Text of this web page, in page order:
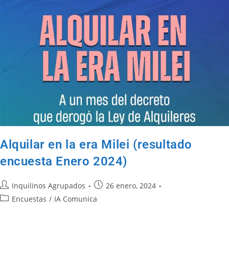
Alquilar en la era Milei (resultado
encuesta Enero 2024)
Inquilinos Agrupados
26 enero, 2024
Encuestas / IA Comunica